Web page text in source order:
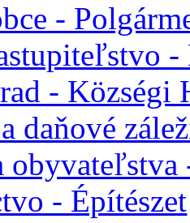
-
- Községi
daňové
obyvateľstva
- Építészet